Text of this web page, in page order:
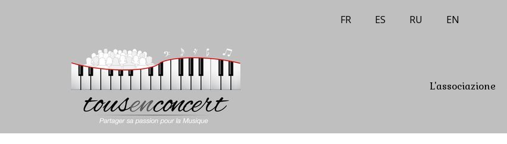
FR ES RU EN
L'associazione